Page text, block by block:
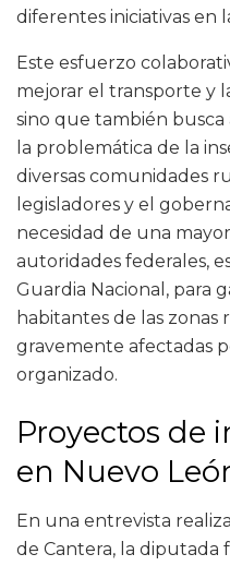
diferentes iniciativas en
Este esfuerzo
mejorar el transporte y
sino que también
la problemática de la
diversas comunidades
legisladores y el
necesidad de una
autoridades federales,
Guardia Nacional, para
habitantes de las zonas
gravemente afectadas
organizado.
Proyectos de
en Nuevo
En una entrevista
de Cantera, la diputada